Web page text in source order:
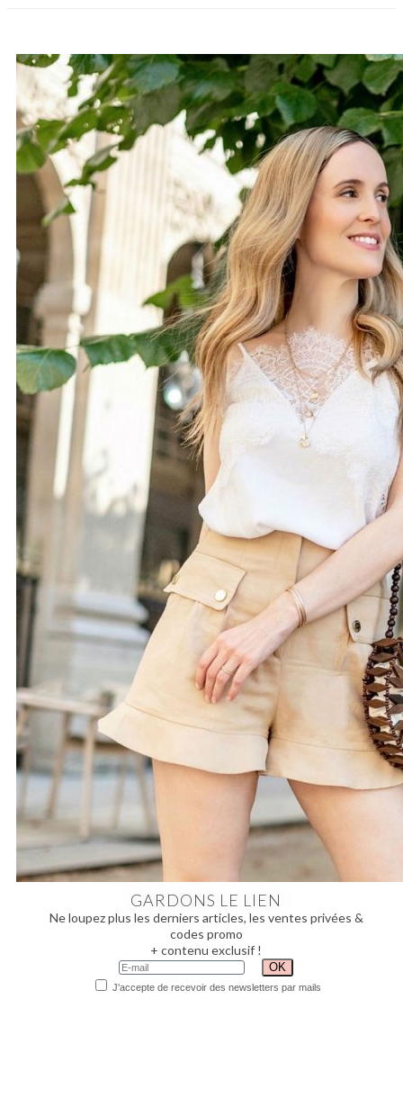
GARDONS LE LIEN
Ne loupez plus les derniers articles, les ventes privées &
codes promo
+ contenu exclusif !
J'accepte de recevoir des newsletters par mails